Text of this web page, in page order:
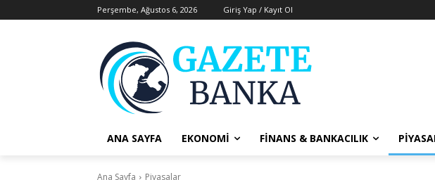
Perşembe, Ağustos 6, 2026 Giriş Yap / Kayıt Ol
ANA SAYFA EKONOMI FINANS & BANKACILIK
Ana Sayfa Piyasalar